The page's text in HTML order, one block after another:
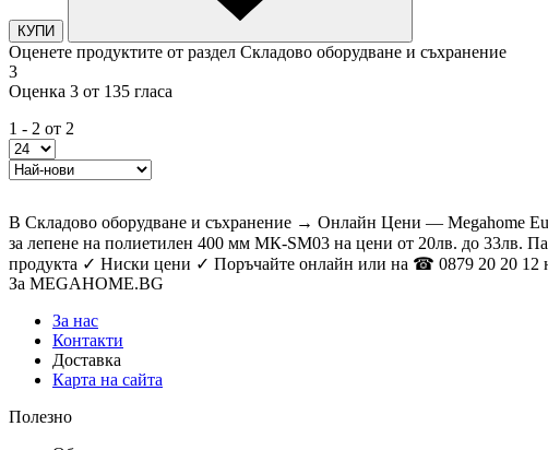
КУПИ
Оценете продуктите от раздел Складово оборудване и съхранение
3
Оценка 3 от 135 гласа
1 - 2 от 2
В Складово оборудване и съхранение → Онлайн Цени — Megahome
за лепене на полиетилен 400 мм MК-SM03 на цени от 20лв. до 33лв.
продукта ✓ Ниски цени ✓ Поръчайте онлайн или на ☎ 0879 20 20 12
За MEGAHOME.BG
За нас
Контакти
Доставка
Карта на сайта
Полезно